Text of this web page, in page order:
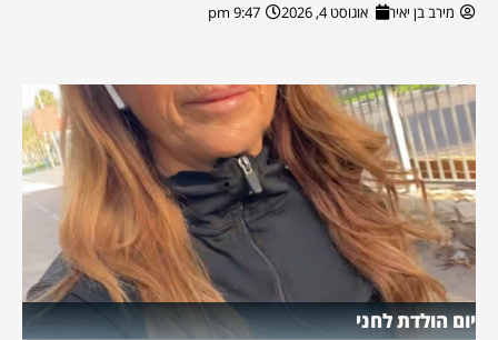
מירב בן יאיר אוגוסט 4, 2026 9:47 pm
יום הולדת לחני